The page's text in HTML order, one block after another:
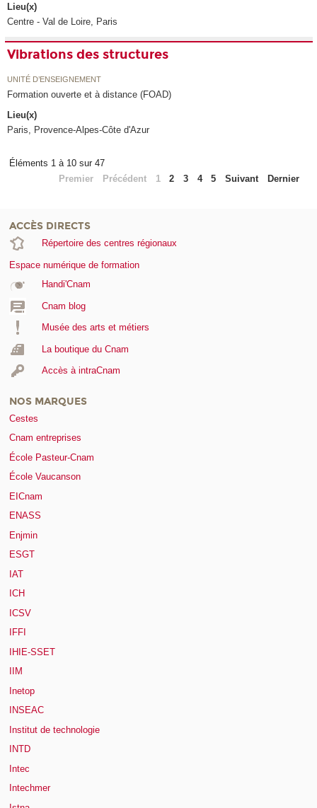
Lieu(x)
Centre - Val de Loire, Paris
Vibrations des structures
UNITÉ D’ENSEIGNEMENT
Formation ouverte et à distance (FOAD)
Lieu(x)
Paris, Provence-Alpes-Côte d'Azur
Éléments 1 à 10 sur 47
Premier
Précédent 1 2 3 4 5 Suivant Dernier
ACCÈS DIRECTS
Répertoire des centres régionaux
Espace numérique de formation
Handi'Cnam
Cnam blog
Musée des arts et métiers
La boutique du Cnam
Accès à intraCnam
NOS MARQUES
Cestes
Cnam entreprises
École Pasteur-Cnam
École Vaucanson
EICnam
ENASS
Enjmin
ESGT
IAT
ICH
ICSV
IFFI
IHIE-SSET
IIM
Inetop
INSEAC
Institut de technologie
INTD
Intec
Intechmer